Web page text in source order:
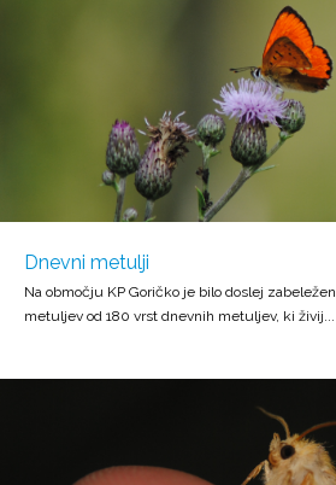
Dnevni metulji
Na območju KP Goričko je bilo doslej
metuljev od 180 vrst dnevnih metuljev, ki živij...